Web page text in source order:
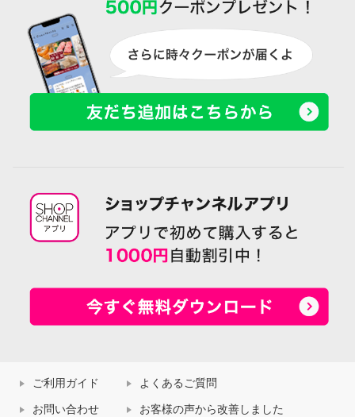
ご利用ガイド よくあるご質問
お問い合わせ お客様の声から改善しました